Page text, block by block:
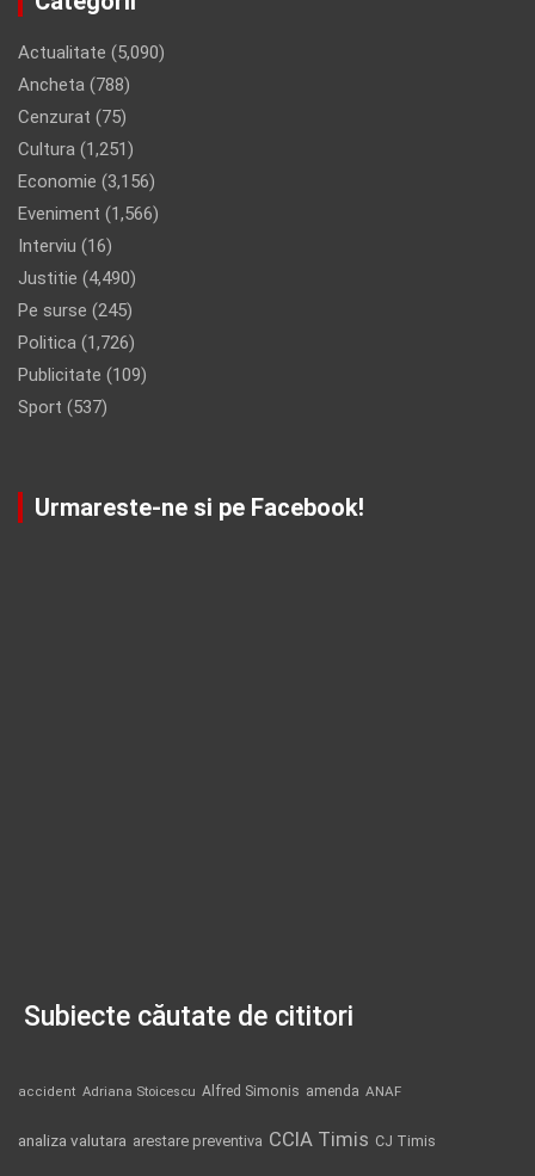
Actualitate (5,090)
Ancheta (788)
Cenzurat (75)
Cultura (1,251)
Economie (3,156)
Eveniment (1,566)
Interviu (16)
Justitie (4,490)
Pe surse (245)
Politica (1,726)
Publicitate (109)
Sport (537)
Urmareste-ne si pe Facebook!
Subiecte căutate de cititori
accident Adriana Stoicescu Alfred Simonis amenda ANAF
analiza valutara arestare preventiva CCIA Timis CJ Timis